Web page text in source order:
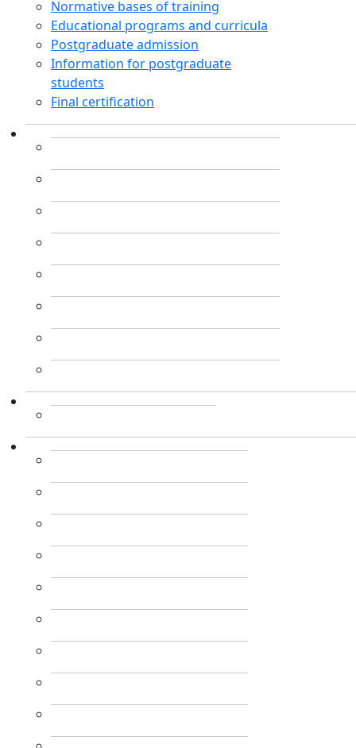
Normative bases of training
Educational programs and curricula
Postgraduate admission
Information for postgraduate
students
Final certification